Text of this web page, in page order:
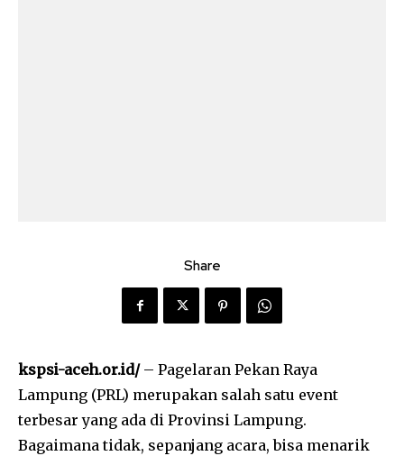
Share
kspsi-aceh.or.id/– Pagelaran Pekan Raya
Lampung (PRL) merupakan salah satu event
terbesar yang ada di Provinsi Lampung.
Bagaimana tidak, sepanjang acara, bisa menarik